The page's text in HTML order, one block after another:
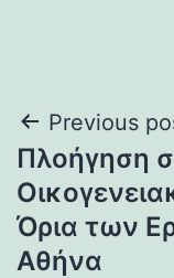
Post
Previous
Πλοήγηση
Όρια των
Αθήνα